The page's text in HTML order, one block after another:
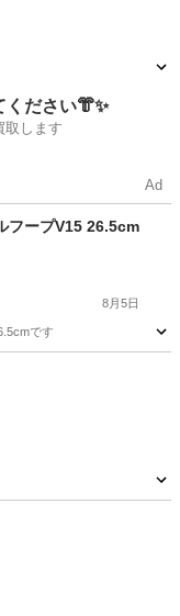
ください👘✨
取します
Ad
フープV15 26.5cm
8月5日
です
ニング